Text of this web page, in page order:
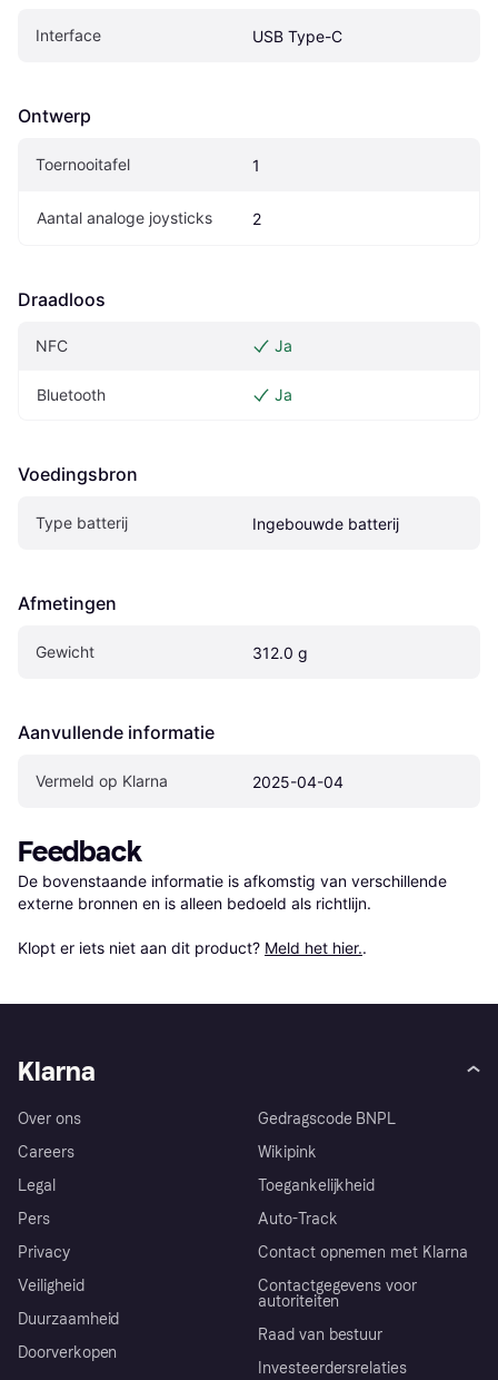
Interface USB Type-C
Ontwerp
Toernooitafel 1
Aantal analoge joysticks 2
Draadloos
NFC Ja
Bluetooth Ja
Voedingsbron
Type batterij Ingebouwde batterij
Afmetingen
Gewicht 312.0 g
Aanvullende informatie
Vermeld op Klarna 2025-04-04
Feedback
De bovenstaande informatie is afkomstig van verschillende
externe bronnen en is alleen bedoeld als richtlijn.
Klopt er iets niet aan dit product? Meld het hier..
Klarna
Over ons
Careers
Legal
Pers
Privacy
Veiligheid
Duurzaamheid
Doorverkopen
Gedragscode BNPL
Wikipink
Toegankelijkheid
Auto-Track
Contact opnemen met Klarna
Contactgegevens voor
autoriteiten
Raad van bestuur
Investeerdersrelaties